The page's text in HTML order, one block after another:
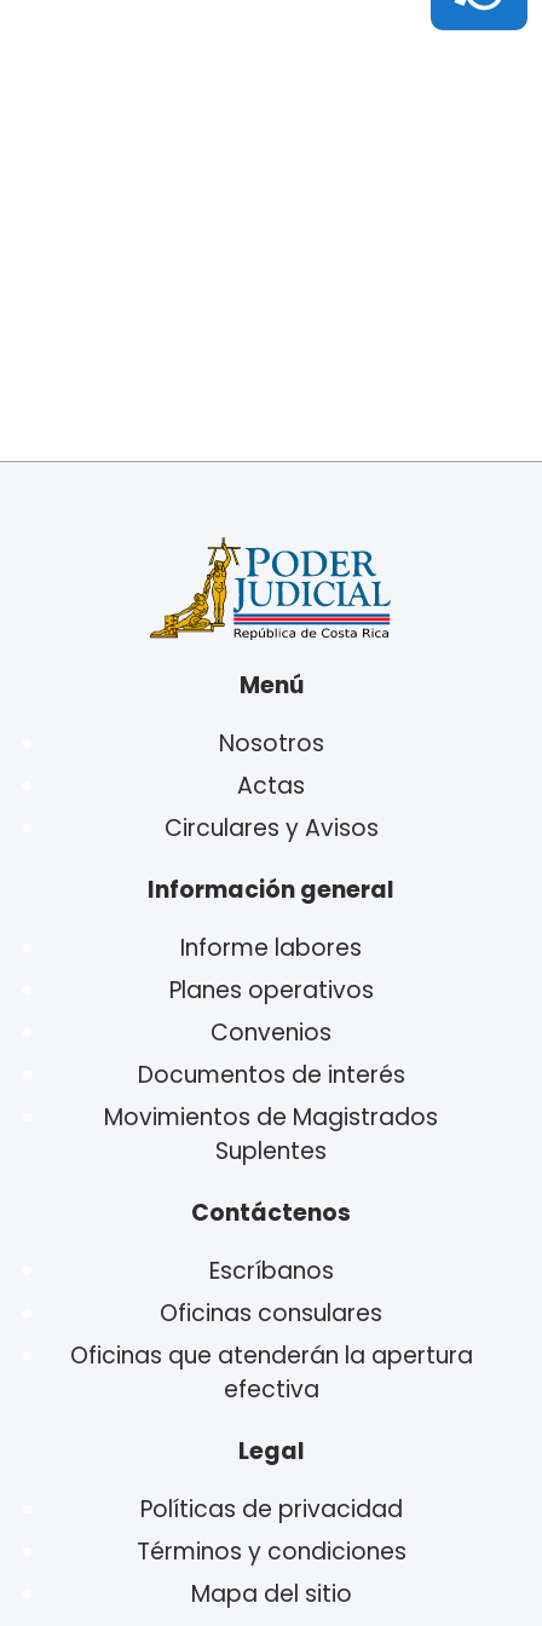
Menú
Nosotros
Actas
Circulares y Avisos
Información general
Informe labores
Planes operativos
Convenios
Documentos de interés
Movimientos de Magistrados
Suplentes
Contáctenos
Escríbanos
Oficinas consulares
Oficinas que atenderán la apertura
efectiva
Legal
Políticas de privacidad
Términos y condiciones
Mapa del sitio